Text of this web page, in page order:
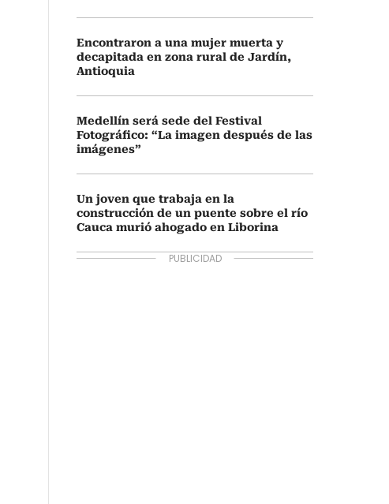
Encontraron a una mujer muerta y
decapitada en zona rural de Jardín,
Antioquia
Medellín será sede del Festival
Fotográfico: “La imagen después de las
imágenes”
Un joven que trabaja en la
construcción de un puente sobre el río
Cauca murió ahogado en Liborina